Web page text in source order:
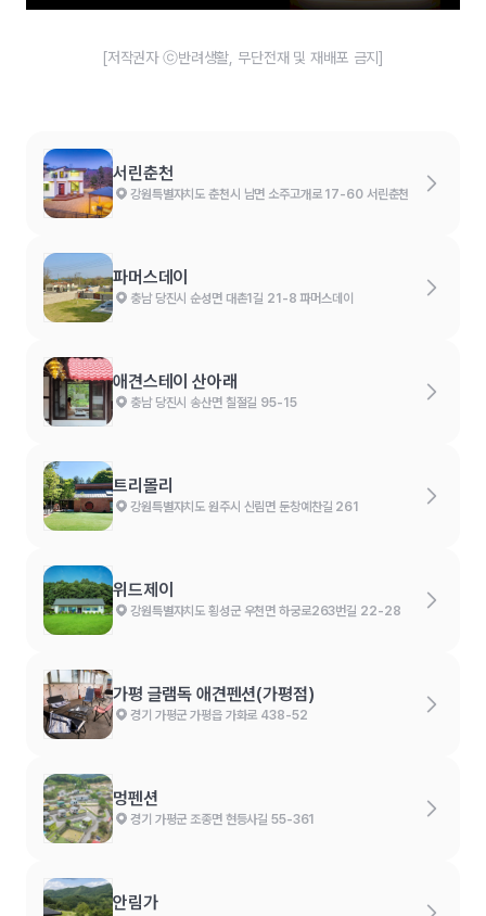
[저작권자 ⓒ반려생활, 무단전재 및 재배포 금지]
서린춘천
강원특별자치도 춘천시 남면 소주고개로 17-60 서린춘천
파머스데이
충남 당진시 순성면 대촌1길 21-8 파머스데이
애견스테이 산아래
충남 당진시 송산면 칠절길 95-15
트리몰리
강원특별자치도 원주시 신림면 둔창예찬길 261
위드제이
강원특별자치도 횡성군 우천면 하궁로263번길 22-28
가평 글램독 애견펜션(가평점)
경기 가평군 가평읍 가화로 438-52
멍펜션
경기 가평군 조종면 현등사길 55-361
안림가